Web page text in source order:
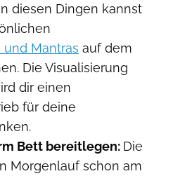
diesen Dingen kannst
Mantras auf dem
Die Visualisierung
dir einen
für deine
Bett bereitlegen: Die
Morgenlauf schon am